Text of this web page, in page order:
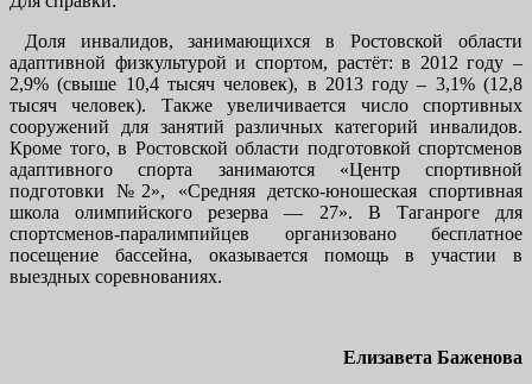
Доля инвалидов, занимающихся в Ростовской области
адаптивной физкультурой и спортом, растёт: в 2012 году –
2,9% (свыше 10,4 тысяч человек), в 2013 году – 3,1% (12,8
тысяч человек). Также увеличивается число спортивных
сооружений для занятий различных категорий инвалидов.
Кроме того, в Ростовской области подготовкой спортсменов
адаптивного спорта занимаются «Центр спортивной
подготовки №2», «Средняя детско-юношеская спортивная
школа олимпийского резерва — 27». В Таганроге для
спортсменов-паралимпийцев организовано бесплатное
посещение бассейна, оказывается помощь в участии в
выездных соревнованиях.
Елизавета Баженова